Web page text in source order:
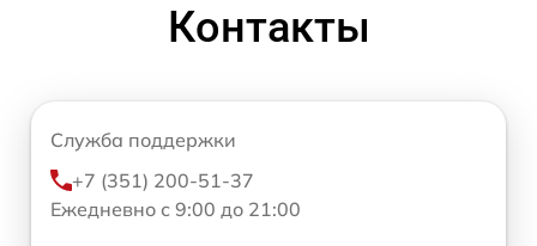
Контакты
Служба поддержки
+7 (351) 200-51-37
Ежедневно с 9:00 до 21:00